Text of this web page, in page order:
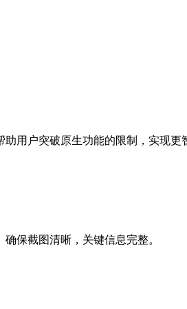
用户突破原生功能的限制，实现更
保截图清晰，关键信息完整。